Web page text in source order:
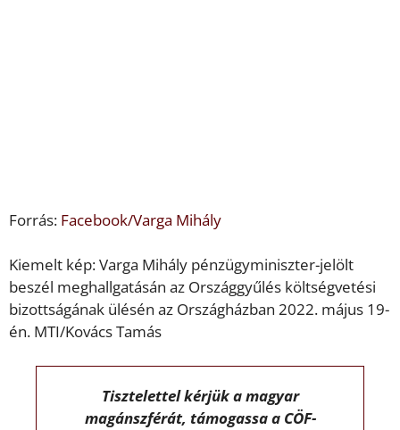
Forrás: Facebook/Varga Mihály
Kiemelt kép:Varga Mihály pénzügyminiszter-jelölt
beszél meghallgatásán az Országgyűlés költségvetési
bizottságának ülésén az Országházban 2022. május 19-
én. MTI/Kovács Tamás
Tisztelettel kérjük a magyar
magánszférát, támogassa a CÖF-